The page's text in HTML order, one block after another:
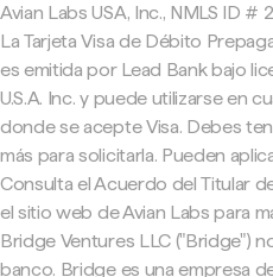
Avian Labs USA, Inc., NMLS ID #
La Tarjeta Visa de Débito
es emitida por Lead Bank bajo
U.S.A. Inc. y puede utilizarse en
donde se acepte Visa. Debes
más para solicitarla. Pueden
Consulta el Acuerdo del Titular
el sitio web de Avian Labs para
Bridge Ventures LLC ("Bridge")
banco. Bridge es una empresa